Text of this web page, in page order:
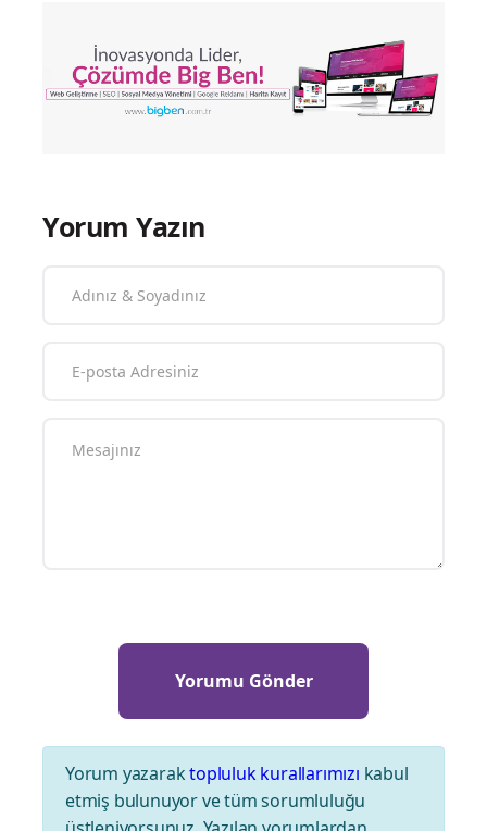
Yorum Yazın
Yorum yazaraktopluluk kurallarımızı kabul
etmiş bulunuyor ve tüm sorumluluğu